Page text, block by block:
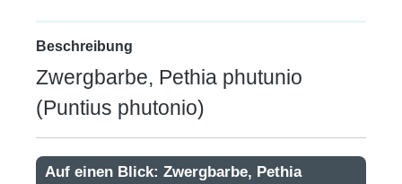
Beschreibung
Zwergbarbe, Pethia phutunio
(Puntius phutonio)
Auf einen Blick: Zwergbarbe, Pethia